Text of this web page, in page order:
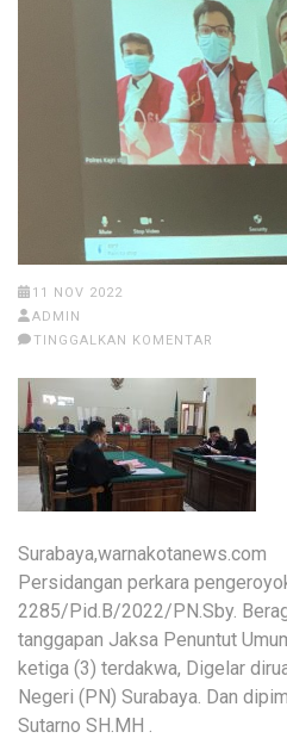
11 NOV 2022
ADMIN
TINGGALKAN KOMENTAR
Surabaya,warnakotanews.com
Persidangan perkara
2285/Pid.B/2022/PN.Sby.
tanggapan Jaksa Penuntut
ketiga (3) terdakwa, Digelar
Negeri (PN) Surabaya. Dan
Sutarno SH.MH .